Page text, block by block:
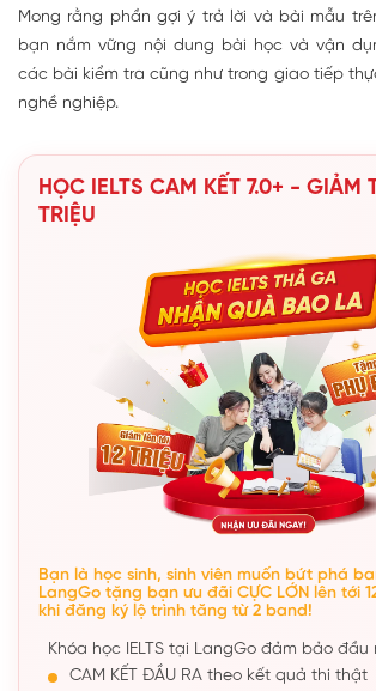
Mong rằng phần gợi ý trả lời và bài mẫu
bạn nắm vững nội dung bài học và vận
các bài kiểm tra cũng như trong giao tiếp
nghề nghiệp.
HỌC IELTS CAM KẾT 7.0+ - GIẢM
TRIỆU
Bạn là học sinh, sinh viên muốn bứt phá
LangGo tặng bạn ưu đãi CỰC LỚN lên tới
khi đăng ký lộ trình tăng từ 2 band!
Khóa học IELTS tại LangGo đảm bảo đầu
CAM KẾT ĐẦU RA theo kết quả thi thật